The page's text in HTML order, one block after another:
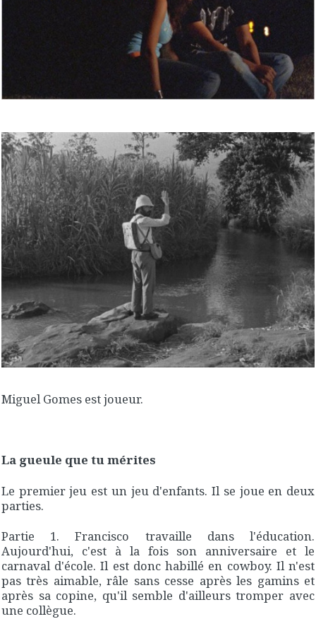
Miguel Gomes est joueur.
La gueule que tu mérites
Le premier jeu est un jeu d'enfants. Il se joue en deux
parties.
Partie 1. Francisco travaille dans l'éducation.
Aujourd'hui, c'est à la fois son anniversaire et le
carnaval d'école. Il est donc habillé en cowboy. Il n'est
pas très aimable, râle sans cesse après les gamins et
après sa copine, qu'il semble d'ailleurs tromper avec
une collègue.